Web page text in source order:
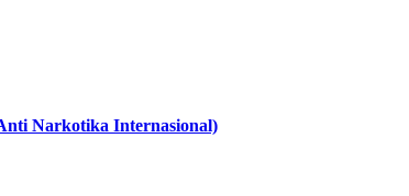
Narkotika Internasional)